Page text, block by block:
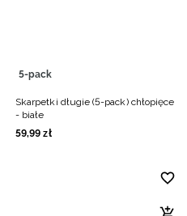
5-pack
Skarpetki długie (5-pack) chłopięce
- białe
59,99 zł
Słowacki / EUR
Ukraiński / UAH